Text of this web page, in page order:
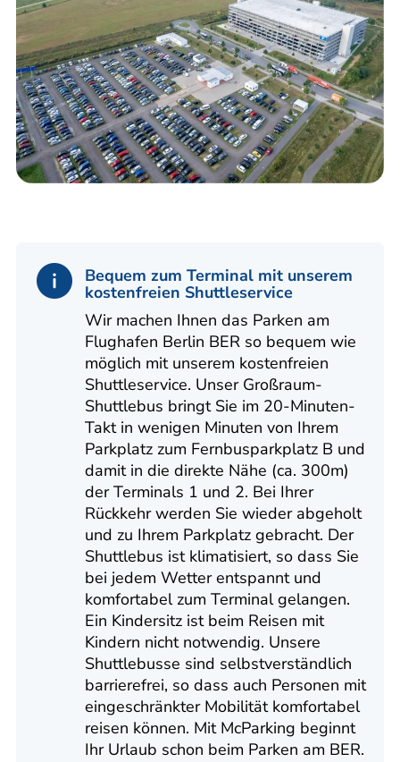
Bequem zum Terminal mit unserem
kostenfreien Shuttleservice
Wir machen Ihnen das Parken am
Flughafen Berlin BER so bequem wie
möglich mit unserem kostenfreien
Shuttleservice. Unser Großraum-
Shuttlebus bringt Sie im 20-Minuten-
Takt in wenigen Minuten von Ihrem
Parkplatz zum Fernbusparkplatz B und
damit in die direkte Nähe (ca. 300m)
der Terminals 1 und 2. Bei Ihrer
Rückkehr werden Sie wieder abgeholt
und zu Ihrem Parkplatz gebracht. Der
Shuttlebus ist klimatisiert, so dass Sie
bei jedem Wetter entspannt und
komfortabel zum Terminal gelangen.
Ein Kindersitz ist beim Reisen mit
Kindern nicht notwendig. Unsere
Shuttlebusse sind selbstverständlich
barrierefrei, so dass auch Personen mit
eingeschränkter Mobilität komfortabel
reisen können. Mit McParking beginnt
Ihr Urlaub schon beim Parken am BER.